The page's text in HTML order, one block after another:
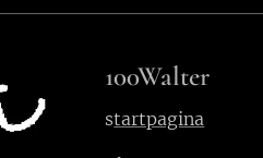
100Walter
startpagina